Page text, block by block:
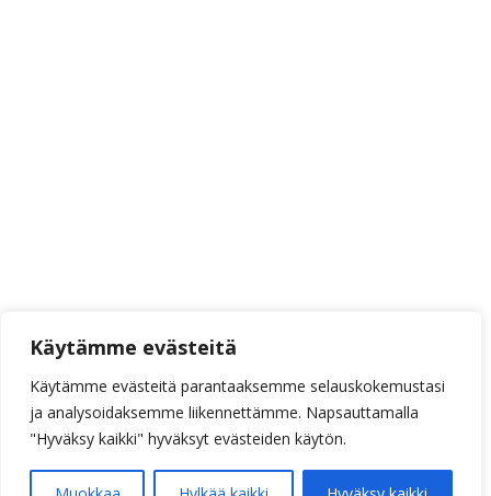
Käytämme evästeitä
Käytämme evästeitä parantaaksemme selauskokemustasi
ja analysoidaksemme liikennettämme. Napsauttamalla
"Hyväksy kaikki" hyväksyt evästeiden käytön.